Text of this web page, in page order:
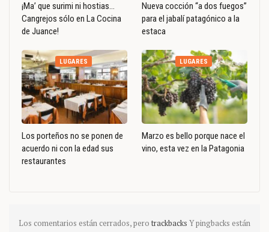
¡Ma’ que surimi ni hostias…
Cangrejos sólo en La Cocina
de Juance!
Nueva cocción “a dos fuegos”
para el jabalí patagónico a la
estaca
LUGARES
Los porteños no se ponen de
acuerdo ni con la edad sus
restaurantes
LUGARES
Marzo es bello porque nace el
vino, esta vez en la Patagonia
Los comentarios están cerrados, pero trackbacks Y pingbacks están